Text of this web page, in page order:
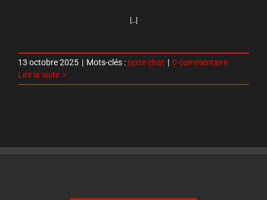
[…]
13 octobre 2025 | Mots-clés :texte chat | 0 commentaire
Lire la suite